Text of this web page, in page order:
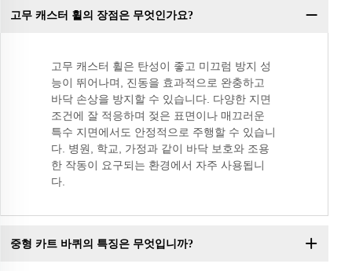
고무 캐스터 휠의 장점은 무엇인가요?
고무 캐스터 휠은 탄성이 좋고 미끄럼 방지 성
능이 뛰어나며, 진동을 효과적으로 완충하고
바닥 손상을 방지할 수 있습니다. 다양한 지면
조건에 잘 적응하며 젖은 표면이나 매끄러운
특수 지면에서도 안정적으로 주행할 수 있습니
다. 병원, 학교, 가정과 같이 바닥 보호와 조용
한 작동이 요구되는 환경에서 자주 사용됩니
다.
중형 카트 바퀴의 특징은 무엇입니까?